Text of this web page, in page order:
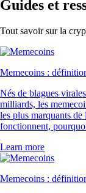
Guides et
Tout savoir sur la
Memecoins :
Nés de blagues
milliards, les
les plus marquants
fonctionnent,
Learn more
Memecoins :